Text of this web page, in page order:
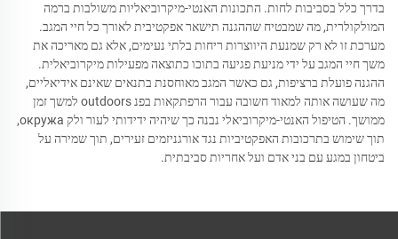
בדרך כלל בסביבות לחות. התכונות האנטי-מיקרוביאליות משולבות ברמה
המולקולרית, מה שמבטיח שההגנה תישאר אפקטיבית לאורך כל חיי המגב.
מערכת זו לא רק שמנעת היווצרות ריחות בלתי נעימים, אלא גם מאריכה את
משך חיי המגב על ידי מניעת פגיעה בתוכו כתוצאה מפעילות מיקרוביאלית.
ההגנה פועלת ברציפות, גם כאשר המגב מאוחסנת בתנאים שאינם אידיאליים,
מה שעושה אותה למאוד חשובה עבור הרפתקאות בפנ outdoors למשך זמן
ממושך. הטיפול האנטי-מיקרוביאלי נבנה כך שיהיה ידידותי לעור ולק окружа,
תוך שימוש בתרכובות האפקטיביות נגד אורגניזמים זעירים, תוך שמירה על
ביטחון במגע עם בני אדם ועל אחריות סביבתית.